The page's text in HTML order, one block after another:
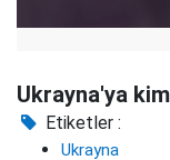
Ukrayna'ya
Etiketler :
Ukrayna